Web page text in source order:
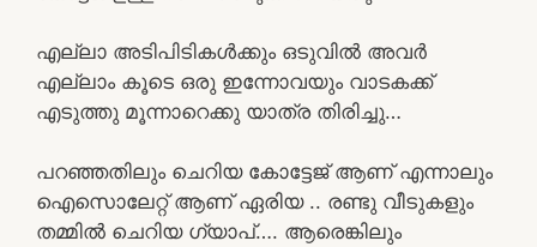
എല്ലാ അടിപിടികൾക്കും ഒടുവിൽ അവർ
എല്ലാം കൂടെ ഒരു ഇന്നോവയും വാടകക്ക്
എടുത്തു മൂന്നാറെക്കു യാത്ര തിരിച്ചു…
പറഞ്ഞതിലും ചെറിയ കോട്ടേജ് ആണ് എന്നാലും
ഐസൊലേറ്റ് ആണ് ഏരിയ .. രണ്ടു വീടുകളും
തമ്മിൽ ചെറിയ ഗ്യാപ്…. ആരെങ്കിലും